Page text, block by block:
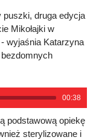
puszki, druga edycja
Mikołajki w
wyjaśnia Katarzyna
00:38
podstawową opiekę
sterylizowane i